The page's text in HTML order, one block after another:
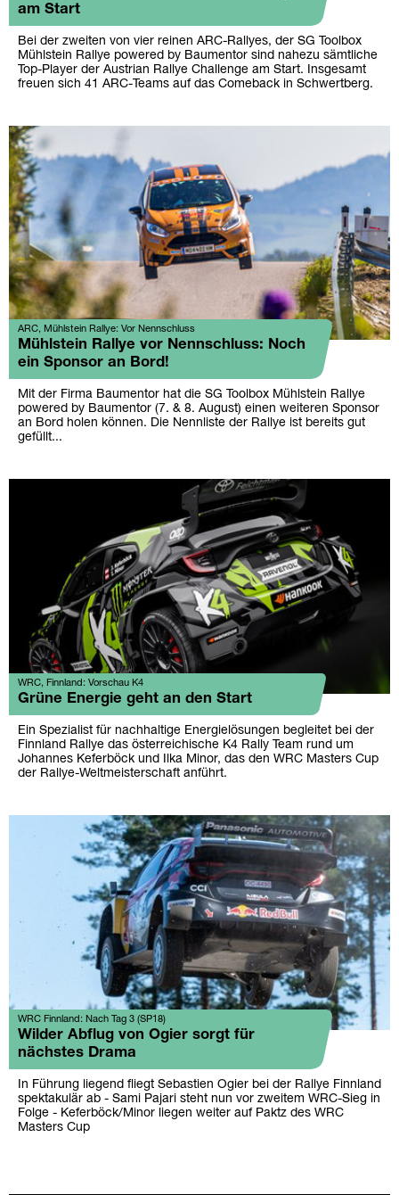
am Start
Bei der zweiten von vier reinen ARC-Rallyes, der SG Toolbox
Mühlstein Rallye powered by Baumentor sind nahezu sämtliche
Top-Player der Austrian Rallye Challenge am Start. Insgesamt
freuen sich 41 ARC-Teams auf das Comeback in Schwertberg.
ARC, Mühlstein Rallye: Vor Nennschluss
Mühlstein Rallye vor Nennschluss: Noch
ein Sponsor an Bord!
Mit der Firma Baumentor hat die SG Toolbox Mühlstein Rallye
powered by Baumentor (7. & 8. August) einen weiteren Sponsor
an Bord holen können. Die Nennliste der Rallye ist bereits gut
gefüllt...
WRC, Finnland: Vorschau K4
Grüne Energie geht an den Start
Ein Spezialist für nachhaltige Energielösungen begleitet bei der
Finnland Rallye das österreichische K4 Rally Team rund um
Johannes Keferböck und Ilka Minor, das den WRC Masters Cup
der Rallye-Weltmeisterschaft anführt.
WRC Finnland: Nach Tag 3 (SP18)
Wilder Abflug von Ogier sorgt für
nächstes Drama
In Führung liegend fliegt Sebastien Ogier bei der Rallye Finnland
spektakulär ab - Sami Pajari steht nun vor zweitem WRC-Sieg in
Folge - Keferböck/Minor liegen weiter auf Paktz des WRC
Masters Cup